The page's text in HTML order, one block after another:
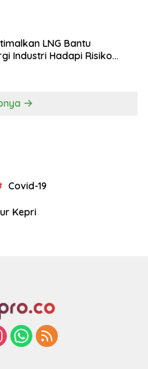
LNG Bantu
Industri Hadapi Risiko
Covid-19
Kepri